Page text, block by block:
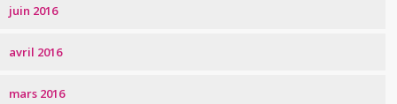
juin 2016
avril 2016
mars 2016